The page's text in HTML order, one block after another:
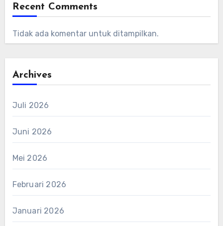
Recent Comments
Tidak ada komentar untuk ditampilkan.
Archives
Juli 2026
Juni 2026
Mei 2026
Februari 2026
Januari 2026